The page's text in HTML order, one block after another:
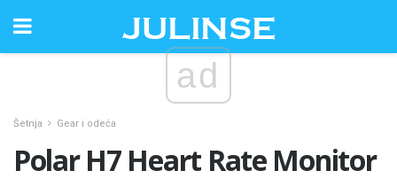
ad
Šetnja Gear i odeća
Polar H7 Heart Rate Monitor